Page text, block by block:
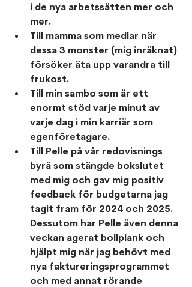
i de nya arbetssätten mer och
mer.
Till mamma som medlar när
dessa 3 monster (mig inräknat)
försöker äta upp varandra till
frukost.
Till min sambo som är ett
enormt stöd varje minut av
varje dag i min karriär som
egenföretagare.
Till Pelle på vår redovisnings
byrå som stängde bokslutet
med mig och gav mig positiv
feedback för budgetarna jag
tagit fram för 2024 och 2025.
Dessutom har Pelle även denna
veckan agerat bollplank och
hjälpt mig när jag behövt med
nya faktureringsprogrammet
och med annat rörande